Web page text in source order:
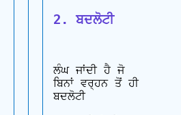
2. ਬਦਲੋਟੀ
ਲੰਘ ਜਾਂਦੀ ਹੈ ਜੋ
ਬਿਨਾਂ ਵਰ੍ਹਨ ਤੋਂ ਹੀ
ਬਦਲੋਟੀ